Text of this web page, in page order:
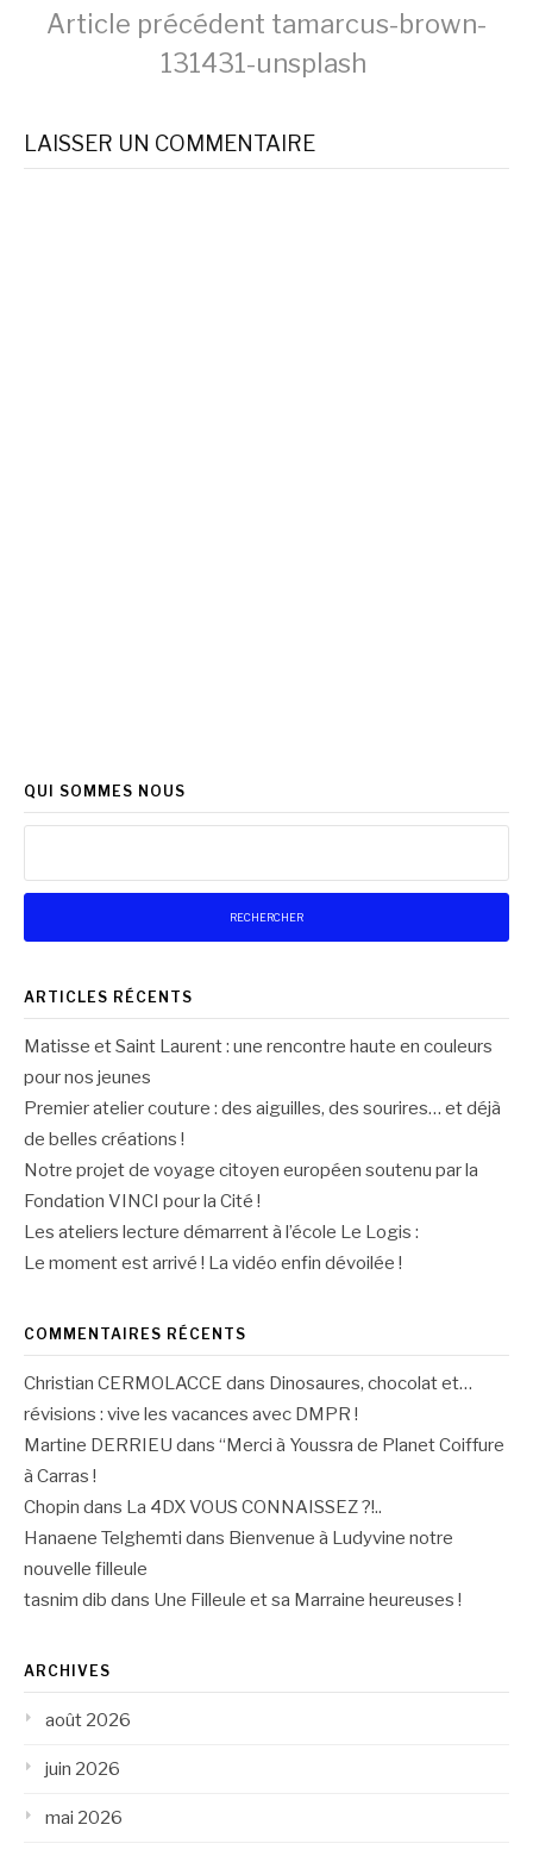
Lire
la
suite
Article précédent tamarcus-brown-
131431-unsplash
LAISSER UN COMMENTAIRE
QUI SOMMES NOUS
ARTICLES RÉCENTS
Matisse et Saint Laurent : une rencontre haute en couleurs
pour nos jeunes
Premier atelier couture : des aiguilles, des sourires… et déjà
de belles créations !
Notre projet de voyage citoyen européen soutenu par la
Fondation VINCI pour la Cité !
Les ateliers lecture démarrent à l’école Le Logis :
Le moment est arrivé ! La vidéo enfin dévoilée !
COMMENTAIRES RÉCENTS
Christian CERMOLACCE dans Dinosaures, chocolat et…
révisions : vive les vacances avec DMPR !
Martine DERRIEU dans “Merci à Youssra de Planet Coiffure
à Carras !
Chopin dans La 4DX VOUS CONNAISSEZ ?!..
Hanaene Telghemti dans Bienvenue à Ludyvine notre
nouvelle filleule
tasnim dib dans Une Filleule et sa Marraine heureuses !
ARCHIVES
août 2026
juin 2026
mai 2026